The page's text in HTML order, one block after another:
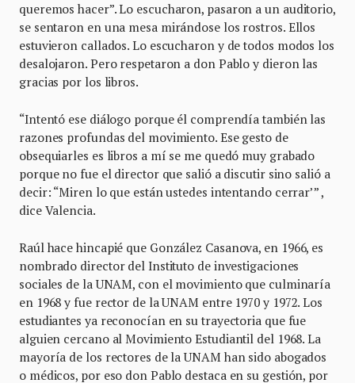
queremos hacer”. Lo escucharon, pasaron a un auditorio,
se sentaron en una mesa mirándose los rostros. Ellos
estuvieron callados. Lo escucharon y de todos modos los
desalojaron. Pero respetaron a don Pablo y dieron las
gracias por los libros.
“Intentó ese diálogo porque él comprendía también las
razones profundas del movimiento. Ese gesto de
obsequiarles es libros a mí se me quedó muy grabado
porque no fue el director que salió a discutir sino salió a
decir: “Miren lo que están ustedes intentando cerrar’” ,
dice Valencia.
Raúl hace hincapié que González Casanova, en 1966, es
nombrado director del Instituto de investigaciones
sociales de la UNAM, con el movimiento que culminaría
en 1968 y fue rector de la UNAM entre 1970 y 1972. Los
estudiantes ya reconocían en su trayectoria que fue
alguien cercano al Movimiento Estudiantil del 1968. La
mayoría de los rectores de la UNAM han sido abogados
o médicos, por eso don Pablo destaca en su gestión, por